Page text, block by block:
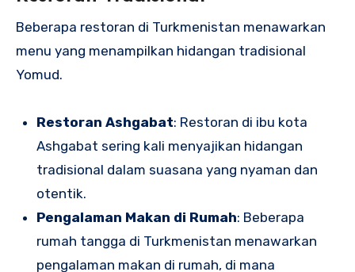
Beberapa restoran di Turkmenistan menawarkan
menu yang menampilkan hidangan tradisional
Yomud.
Restoran Ashgabat: Restoran di ibu kota
Ashgabat sering kali menyajikan hidangan
tradisional dalam suasana yang nyaman dan
otentik.
Pengalaman Makan di Rumah: Beberapa
rumah tangga di Turkmenistan menawarkan
pengalaman makan di rumah, di mana